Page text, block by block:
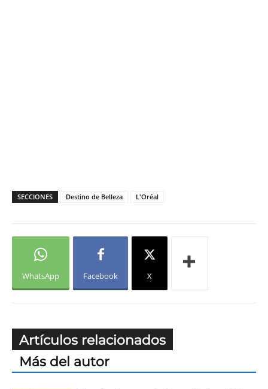
SECCIONES Destino de Belleza L'Oréal
WhatsApp Facebook X
Artículos relacionados
Más del autor